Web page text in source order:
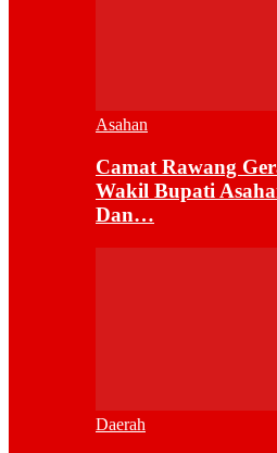
Asahan
Camat Rawang
Wakil Bupati
Dan…
Daerah